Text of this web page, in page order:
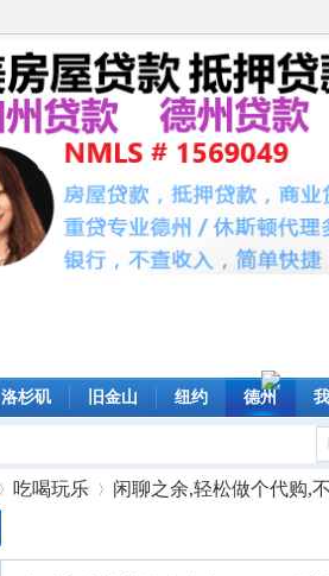
洛杉矶 旧金山 纽约 德州
吃喝玩乐 闲聊之余,轻松做个代购,